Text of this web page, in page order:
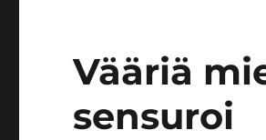
Vääriä
sensuroi